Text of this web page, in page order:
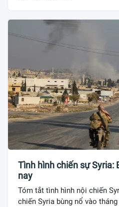
Tình hình chiến sự Syria:
nay
Tóm tắt tình hình nội chiến
chiến Syria bùng nổ vào tháng